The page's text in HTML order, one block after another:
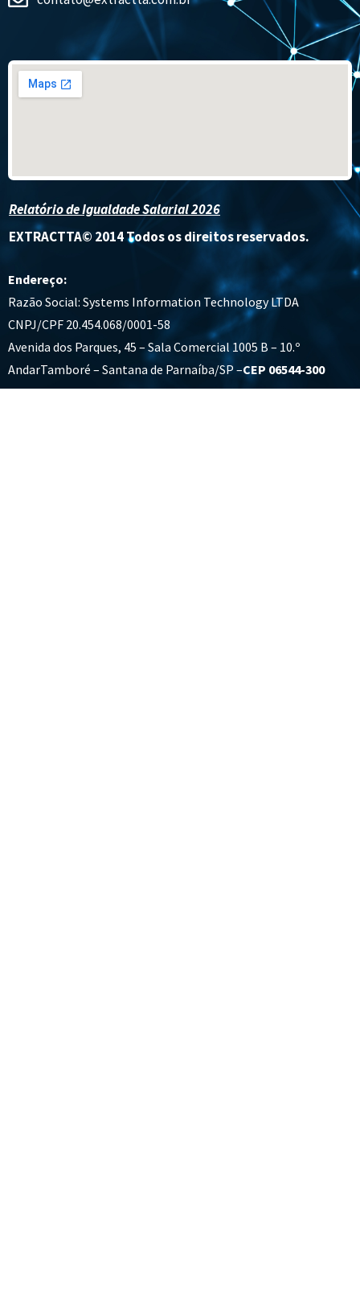
Relatório de Igualdade Salarial 2026
EXTRACTTA© 2014 Todos os direitos reservados.
Endereço:
Razão Social: Systems Information Technology LTDA
CNPJ/CPF 20.454.068/0001-58
Avenida dos Parques, 45 – Sala Comercial 1005 B – 10.º
AndarTamboré – Santana de Parnaíba/SP –CEP 06544-300